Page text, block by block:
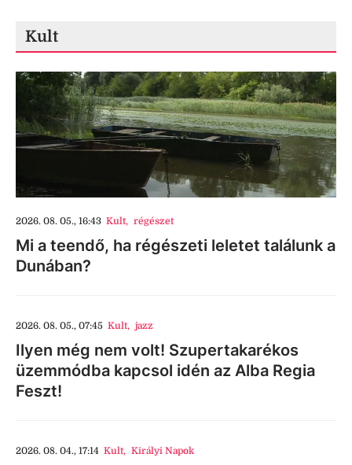
Kult
2026. 08. 05., 16:43 Kult, régészet
Mi a teendő, ha régészeti leletet találunk a
Dunában?
2026. 08. 05., 07:45 Kult, jazz
Ilyen még nem volt! Szupertakarékos
üzemmódba kapcsol idén az Alba Regia
Feszt!
2026. 08. 04., 17:14 Kult, Királyi Napok